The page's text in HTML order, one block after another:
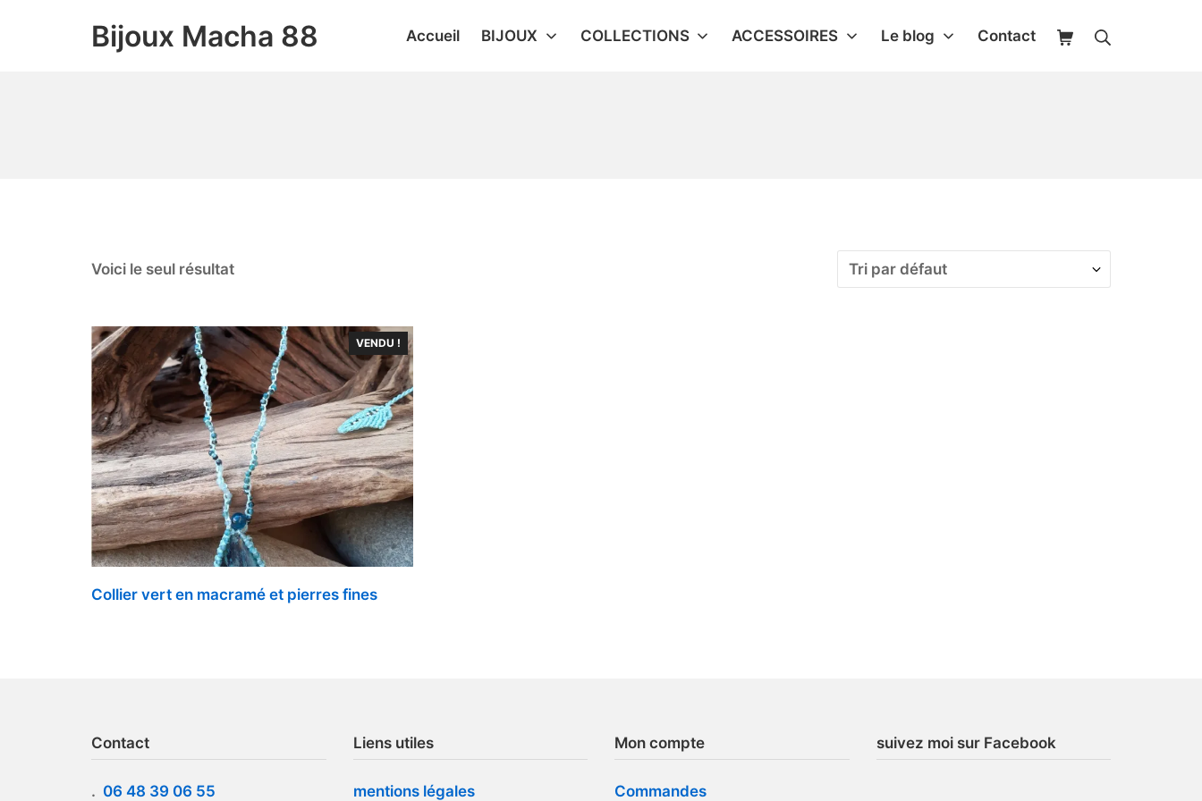
Bijoux Macha 88 Accueil BIJOUX COLLECTIONS ACCESSOIRES Le blog Contact
Voici le seul résultat
VENDU !
Collier vert en macramé et pierres fines
Contact
. 06 48 39 06 55
Liens utiles
mentions légales
Mon compte
Commandes
suivez moi sur Facebook